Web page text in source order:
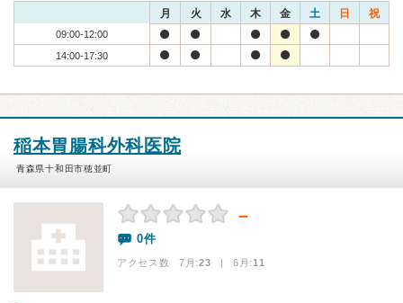
月 火 水 木 金 土 日 祝
09:00-12:00
14:00-17:30
稲本胃腸科外科医院
青森県十和田市穂並町
－
0件
アクセス数 7月:23 | 6月:11